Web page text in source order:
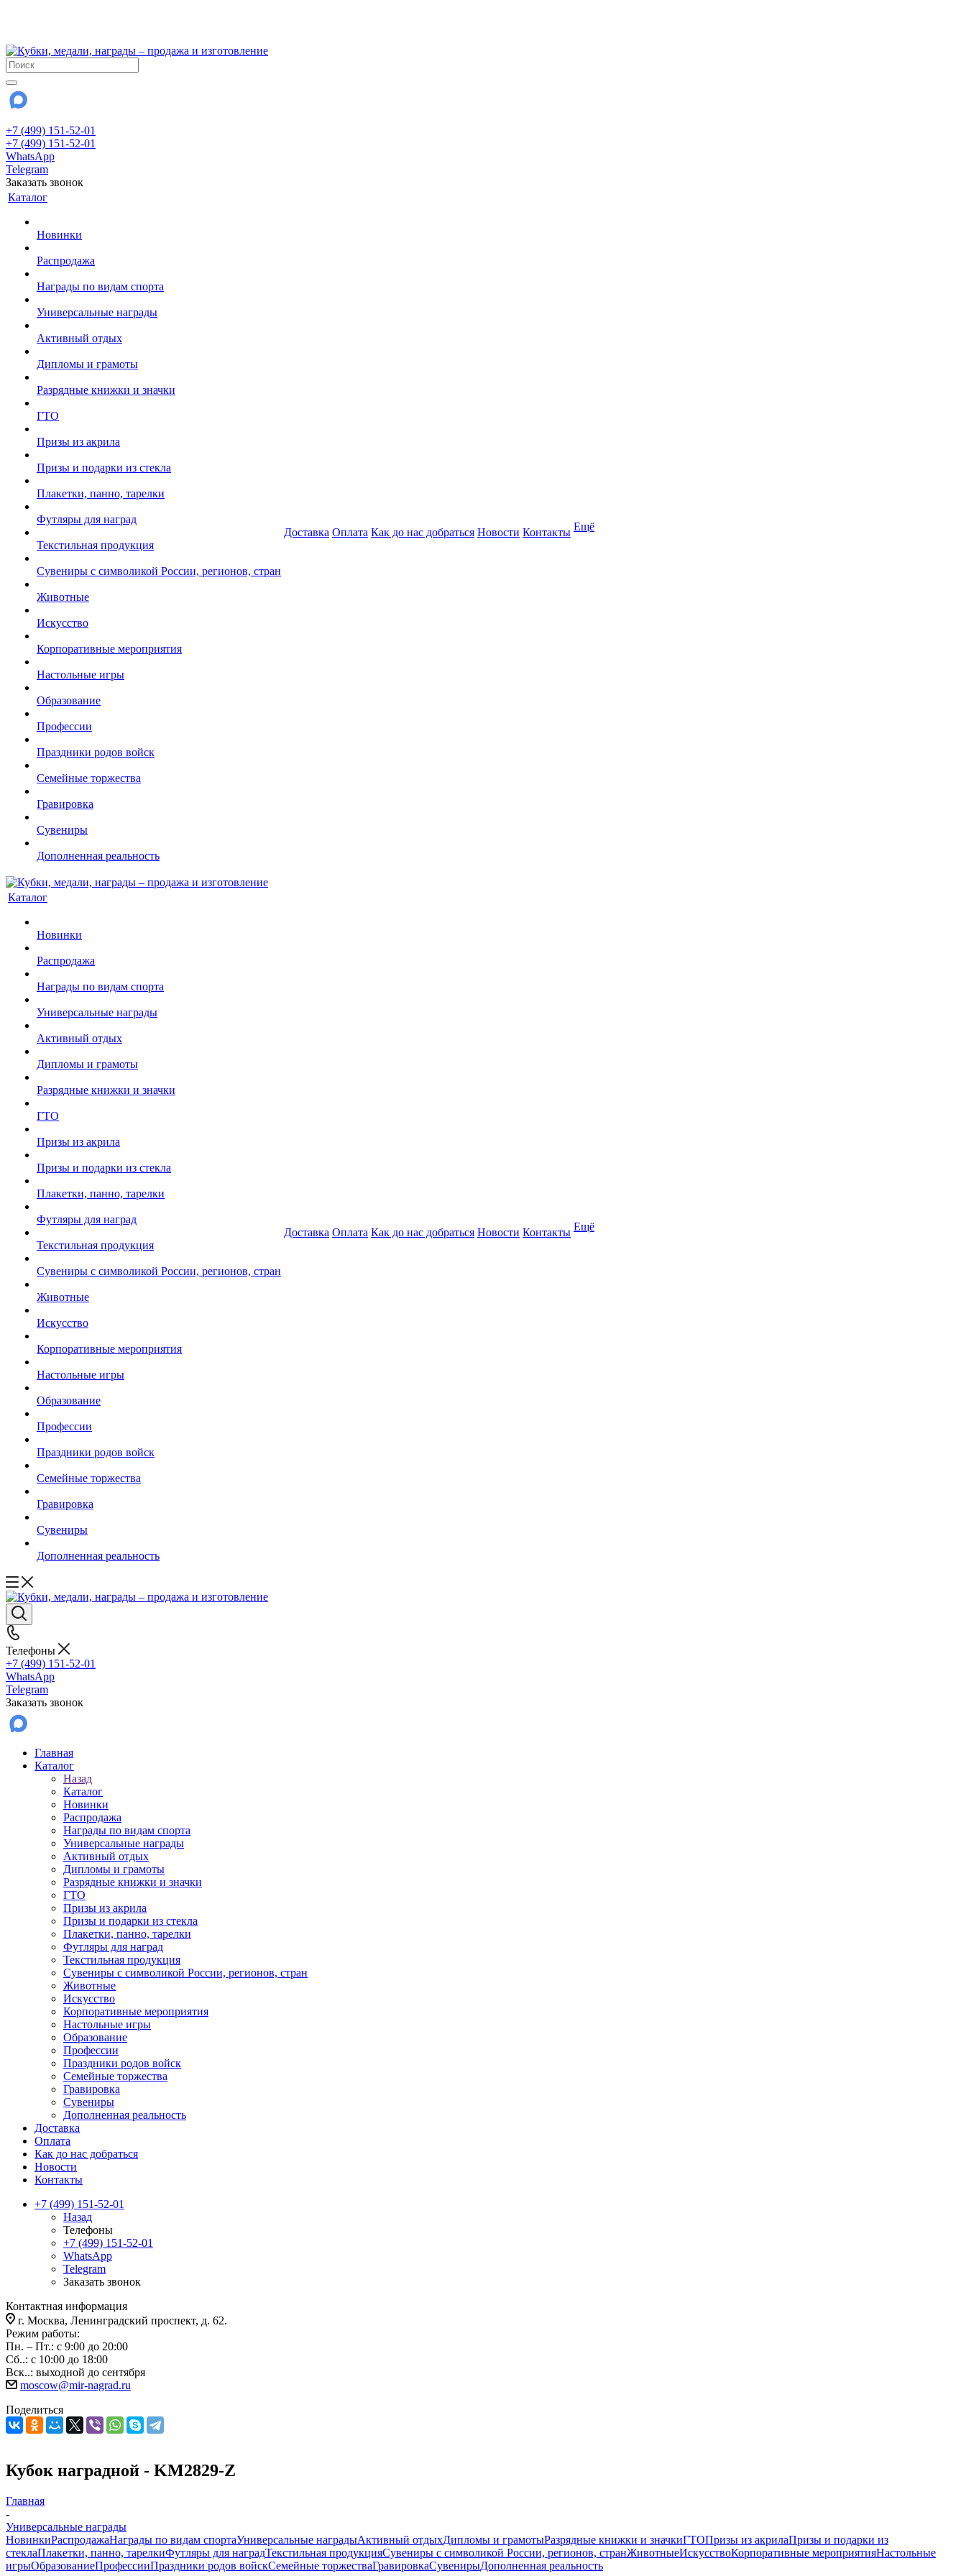
+7 (499) 151-52-01
+7 (499) 151-52-01
WhatsApp
Telegram
Заказать звонок
Каталог
Новинки
Распродажа
Награды по видам спорта
Универсальные награды
Активный отдых
Дипломы и грамоты
Разрядные книжки и значки
ГТО
Призы из акрила
Призы и подарки из стекла
Плакетки, панно, тарелки
Футляры для наград
Текстильная продукция
Сувениры с символикой России, регионов, стран
Животные
Искусство
Корпоративные мероприятия
Настольные игры
Образование
Профессии
Праздники родов войск
Семейные торжества
Гравировка
Сувениры
Дополненная реальность
Доставка Оплата Как до нас добраться Новости Контакты Ещё
Каталог
Новинки
Распродажа
Награды по видам спорта
Универсальные награды
Активный отдых
Дипломы и грамоты
Разрядные книжки и значки
ГТО
Призы из акрила
Призы и подарки из стекла
Плакетки, панно, тарелки
Футляры для наград
Текстильная продукция
Сувениры с символикой России, регионов, стран
Животные
Искусство
Корпоративные мероприятия
Настольные игры
Образование
Профессии
Праздники родов войск
Семейные торжества
Гравировка
Сувениры
Дополненная реальность
Доставка Оплата Как до нас добраться Новости Контакты Ещё
Телефоны
+7 (499) 151-52-01
WhatsApp
Telegram
Заказать звонок
Главная
Каталог
Назад
Каталог
Новинки
Распродажа
Награды по видам спорта
Универсальные награды
Активный отдых
Дипломы и грамоты
Разрядные книжки и значки
ГТО
Призы из акрила
Призы и подарки из стекла
Плакетки, панно, тарелки
Футляры для наград
Текстильная продукция
Сувениры с символикой России, регионов, стран
Животные
Искусство
Корпоративные мероприятия
Настольные игры
Образование
Профессии
Праздники родов войск
Семейные торжества
Гравировка
Сувениры
Дополненная реальность
Доставка
Оплата
Как до нас добраться
Новости
Контакты
+7 (499) 151-52-01
Назад
Телефоны
+7 (499) 151-52-01
WhatsApp
Telegram
Заказать звонок
Контактная информация
г. Москва, Ленинградский проспект, д. 62.
Режим работы:
Пн. – Пт.: с 9:00 до 20:00
Сб..: с 10:00 до 18:00
Вск..: выходной до сентября
moscow@mir-nagrad.ru
Поделиться
Кубок наградной - KM2829-Z
Главная
-
Универсальные награды
НовинкиРаспродажаНаграды по видам спортаУниверсальные наградыАктивный отдыхДипломы и грамотыРазрядные книжки и значкиГТОПризы из акрилаПризы и подарки из
стеклаПлакетки, панно, тарелкиФутляры для наградТекстильная продукцияСувениры с символикой России, регионов, странЖивотныеИскусствоКорпоративные мероприятияНастольные
игрыОбразованиеПрофессииПраздники родов войскСемейные торжестваГравировкаСувенирыДополненная реальность